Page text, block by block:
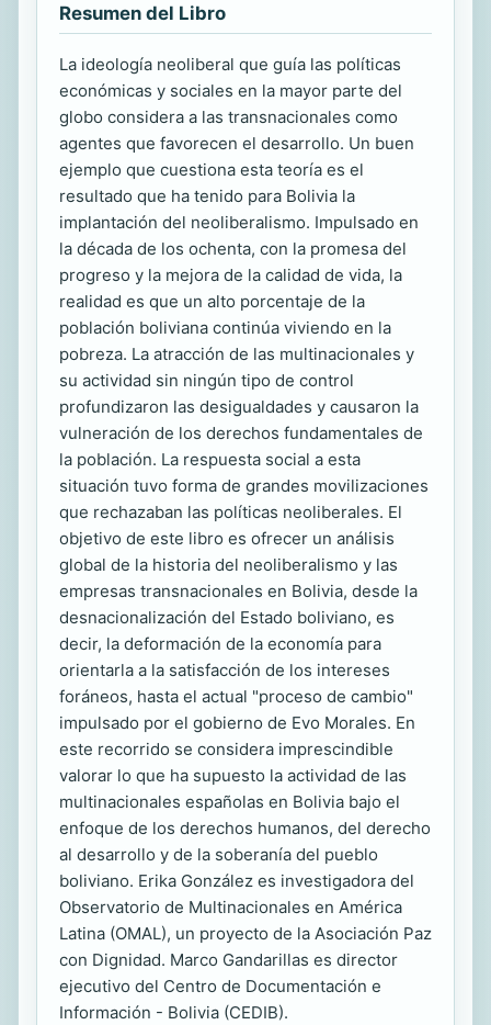
Resumen del Libro
La ideología neoliberal que guía las políticas
económicas y sociales en la mayor parte del
globo considera a las transnacionales como
agentes que favorecen el desarrollo. Un buen
ejemplo que cuestiona esta teoría es el
resultado que ha tenido para Bolivia la
implantación del neoliberalismo. Impulsado en
la década de los ochenta, con la promesa del
progreso y la mejora de la calidad de vida, la
realidad es que un alto porcentaje de la
población boliviana continúa viviendo en la
pobreza. La atracción de las multinacionales y
su actividad sin ningún tipo de control
profundizaron las desigualdades y causaron la
vulneración de los derechos fundamentales de
la población. La respuesta social a esta
situación tuvo forma de grandes movilizaciones
que rechazaban las políticas neoliberales. El
objetivo de este libro es ofrecer un análisis
global de la historia del neoliberalismo y las
empresas transnacionales en Bolivia, desde la
desnacionalización del Estado boliviano, es
decir, la deformación de la economía para
orientarla a la satisfacción de los intereses
foráneos, hasta el actual "proceso de cambio"
impulsado por el gobierno de Evo Morales. En
este recorrido se considera imprescindible
valorar lo que ha supuesto la actividad de las
multinacionales españolas en Bolivia bajo el
enfoque de los derechos humanos, del derecho
al desarrollo y de la soberanía del pueblo
boliviano. Erika González es investigadora del
Observatorio de Multinacionales en América
Latina (OMAL), un proyecto de la Asociación Paz
con Dignidad. Marco Gandarillas es director
ejecutivo del Centro de Documentación e
Información - Bolivia (CEDIB).